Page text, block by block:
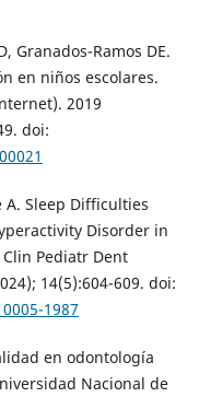
Granados-Ramos DE.
en niños escolares.
2019
doi:
A. Sleep Difficulties
Disorder in
Pediatr Dent
14(5):604-609. doi:
1987
en odontología
Nacional de